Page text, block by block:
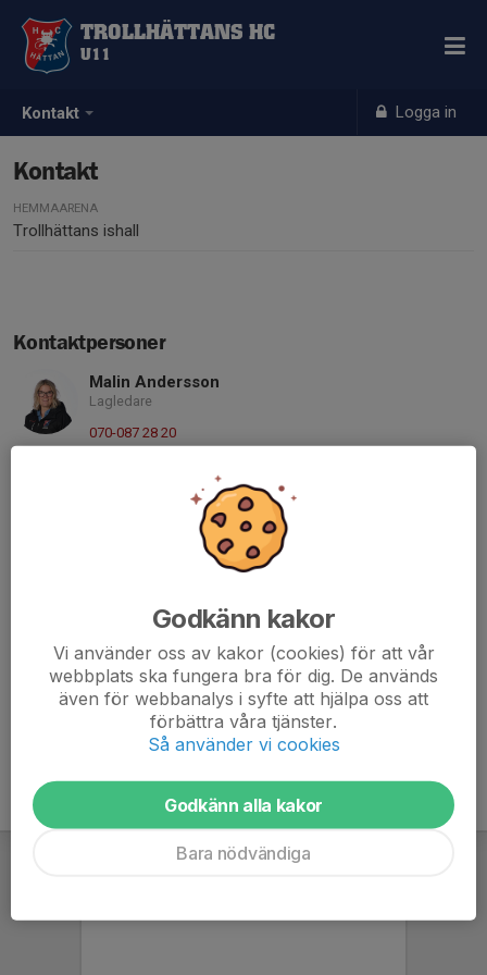
Kontakt Logga in
TROLLHÄTTANS HC
U11
Kontakt
HEMMAARENA
Trollhättans ishall
Kontaktpersoner
Malin Andersson
Lagledare
070-087 28 20
Markus Andersson
m4rkus4ndersson@gmail.com
Jonas Salzberg
076-880 25 41
070-299 91 04
jonas@crossfittrestad.com
Godkänn kakor
Vi använder oss av kakor (cookies) för att vår
webbplats ska fungera bra för dig. De används
även för webbanalys i syfte att hjälpa oss att
förbättra våra tjänster.
Så använder vi cookies
Godkänn alla kakor
Bara nödvändiga